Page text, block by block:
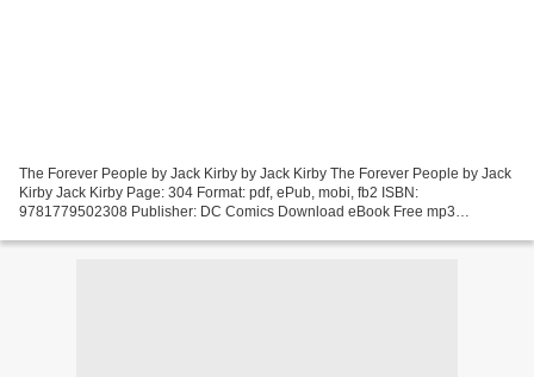
The Forever People by Jack Kirby by Jack Kirby The Forever People by Jack
Kirby Jack Kirby Page: 304 Format: pdf, ePub, mobi, fb2 ISBN:
9781779502308 Publisher: DC Comics Download eBook Free mp3